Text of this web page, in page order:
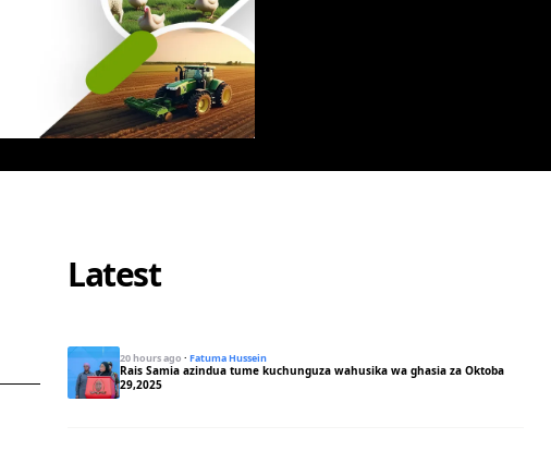
Latest
20 hours ago ·Fatuma Hussein
Rais Samia azindua tume kuchunguza wahusika wa ghasia za Oktoba
29,2025